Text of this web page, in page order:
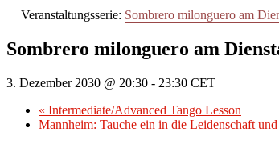
Veranstaltungsserie: Sombrero milonguero am
Sombrero milonguero am
3. Dezember 2030 @ 20:30 - 23:30 CET
« Intermediate/Advanced Tango Lesson
Mannheim: Tauche ein in die Leidenschaft